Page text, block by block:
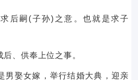
后嗣(子孙)之意。也就是求子
、供奉上位之事。
男娶女嫁，举行结婚大典，迎亲